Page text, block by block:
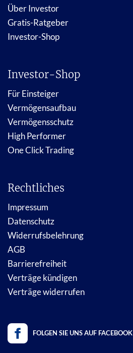
Über Investor
Gratis-Ratgeber
Investor-Shop
Investor-Shop
Für Einsteiger
Vermögensaufbau
Vermögensschutz
High Performer
One Click Trading
Rechtliches
Impressum
Datenschutz
Widerrufsbelehrung
AGB
Barrierefreiheit
Verträge kündigen
Verträge widerrufen
FOLGEN SIE UNS AUF FACEBOOK